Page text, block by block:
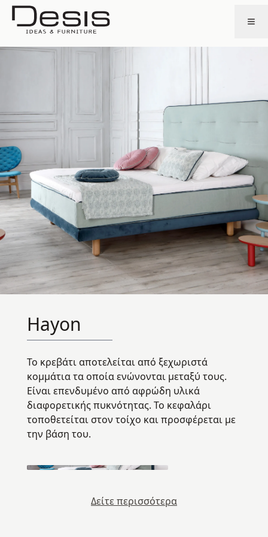
Hayon
Το κρεβάτι αποτελείται από ξεχωριστά
κομμάτια τα οποία ενώνονται μεταξύ τους.
Eίναι επενδυμένο από αφρώδη υλικά
διαφορετικής πυκνότητας. Το κεφαλάρι
τοποθετείται στον τοίχο και προσφέρεται με
την βάση του.
Δείτε περισσότερα